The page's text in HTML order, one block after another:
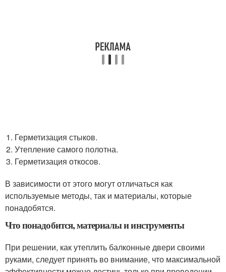
Герметизация стыков.
Утепление самого полотна.
Герметизация откосов.
В зависимости от этого могут отличаться как
используемые методы, так и материалы, которые
понадобятся.
Что понадобится, материалы и инструменты
При решении, как утеплить балконные двери своими
руками, следует принять во внимание, что максимальной